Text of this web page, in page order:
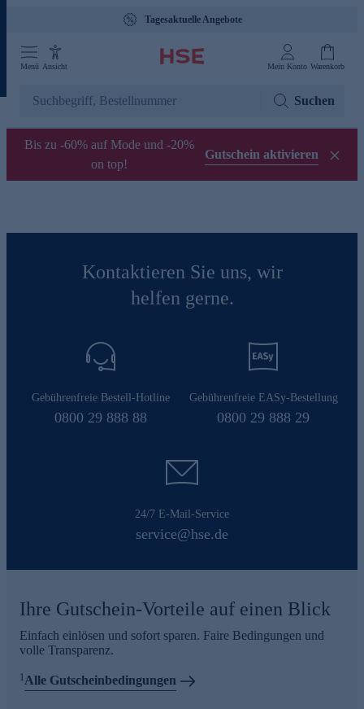
Tagesaktuelle Angebote
Menü Ansicht Mein Konto Warenkorb
Suchen
Bis zu -60% auf Mode und -20%
on top!
Gutschein aktivieren
Kontaktieren Sie uns, wir
helfen gerne.
Gebührenfreie Bestell-Hotline
0800 29 888 88
Gebührenfreie EASy-Bestellung
0800 29 888 29
24/7 E-Mail-Service
service@hse.de
Ihre Gutschein-Vorteile auf einen Blick
Einfach einlösen und sofort sparen. Faire Bedingungen und
volle Transparenz.
1Alle Gutscheinbedingungen